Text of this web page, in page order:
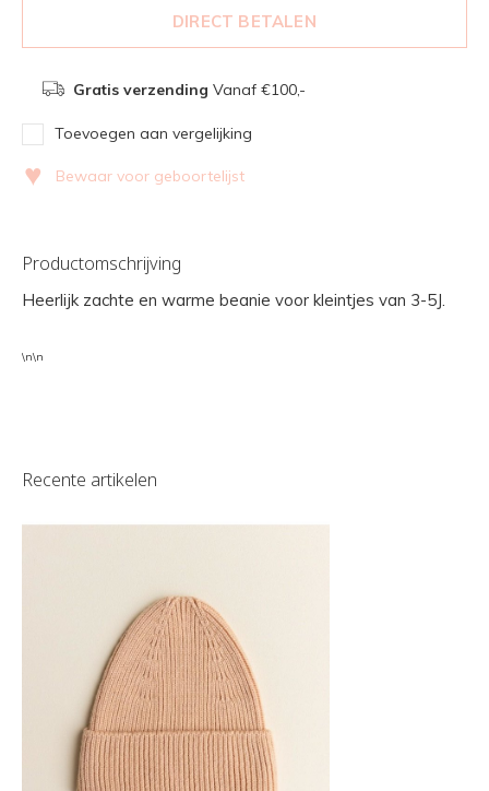
DIRECT BETALEN
Gratis verzending Vanaf €100,-
Toevoegen aan vergelijking
♥ Bewaar voor geboortelijst
Productomschrijving
Heerlijk zachte en warme beanie voor kleintjes van 3-5J.
\n\n
Recente artikelen